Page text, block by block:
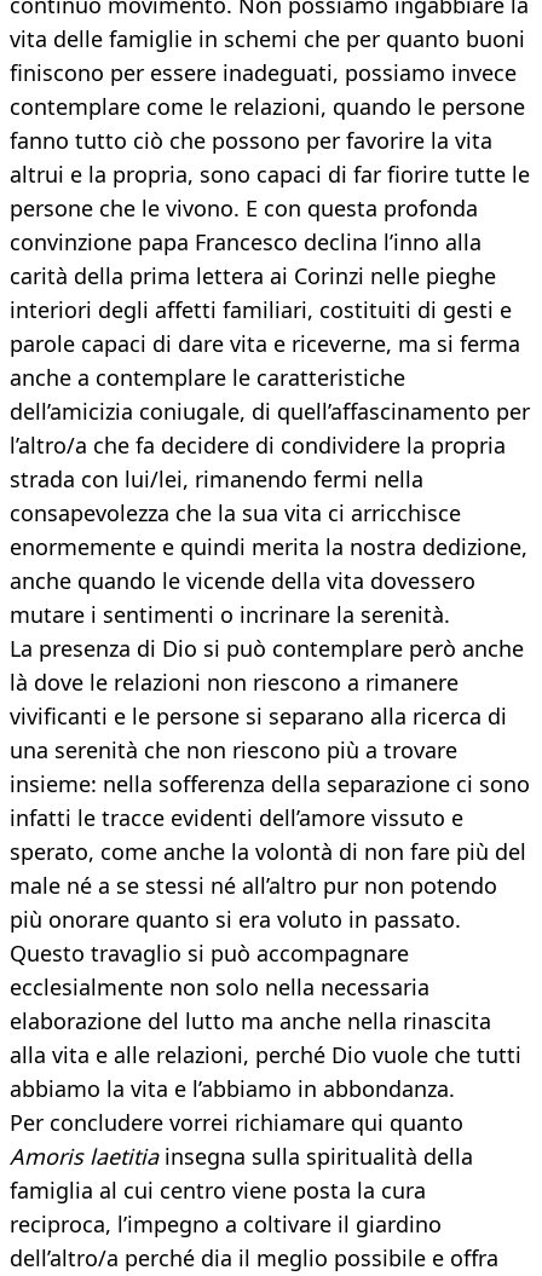
vita delle famiglie in schemi che per quanto buoni
finiscono per essere inadeguati, possiamo invece
contemplare come le relazioni, quando le persone
fanno tutto ciò che possono per favorire la vita
altrui e la propria, sono capaci di far fiorire tutte le
persone che le vivono. E con questa profonda
convinzione papa Francesco declina l’inno alla
carità della prima lettera ai Corinzi nelle pieghe
interiori degli affetti familiari, costituiti di gesti e
parole capaci di dare vita e riceverne, ma si ferma
anche a contemplare le caratteristiche
dell’amicizia coniugale, di quell’affascinamento per
l’altro/a che fa decidere di condividere la propria
strada con lui/lei, rimanendo fermi nella
consapevolezza che la sua vita ci arricchisce
enormemente e quindi merita la nostra dedizione,
anche quando le vicende della vita dovessero
mutare i sentimenti o incrinare la serenità.
La presenza di Dio si può contemplare però anche
là dove le relazioni non riescono a rimanere
vivificanti e le persone si separano alla ricerca di
una serenità che non riescono più a trovare
insieme: nella sofferenza della separazione ci sono
infatti le tracce evidenti dell’amore vissuto e
sperato, come anche la volontà di non fare più del
male né a se stessi né all’altro pur non potendo
più onorare quanto si era voluto in passato.
Questo travaglio si può accompagnare
ecclesialmente non solo nella necessaria
elaborazione del lutto ma anche nella rinascita
alla vita e alle relazioni, perché Dio vuole che tutti
abbiamo la vita e l’abbiamo in abbondanza.
Per concludere vorrei richiamare qui quanto
Amoris laetitiainsegna sulla spiritualità della
famiglia al cui centro viene posta la cura
reciproca, l’impegno a coltivare il giardino
dell’altro/a perché dia il meglio possibile e offra